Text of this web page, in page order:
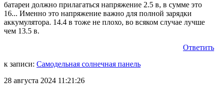
батареи должно прилагаться напряжение 2.5 в, в сумме это
16... Именно это напряжение важно для полной зарядки
аккумулятора. 14.4 в тоже не плохо, во всяком случае лучше
чем 13.5 в.
Ответить
к записи: Самодельная солнечная панель
28 августа 2024 11:21:26